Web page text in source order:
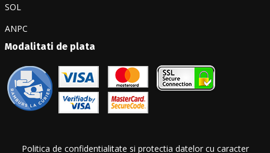
SOL
ANPC
Modalitati de plata
Politica de confidentialitate si protectia datelor cu caracter